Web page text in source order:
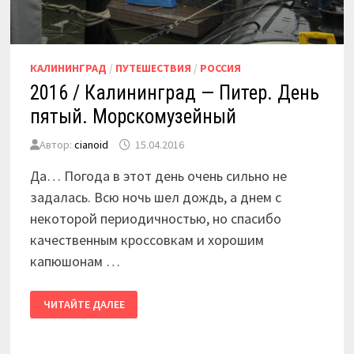
КАЛИНИНГРАД / ПУТЕШЕСТВИЯ / РОССИЯ
2016 / Калининград — Питер. День
пятый. Морскомузейный
Автор: cianoid 15.04.2016
Да… Погода в этот день очень сильно не
задалась. Всю ночь шел дождь, а днем с
некоторой периодичностью, но спасибо
качественным кроссовкам и хорошим
капюшонам …
2016
/
КАЛИНИНГРАД
ЧИТАЙТЕ ДАЛЕЕ